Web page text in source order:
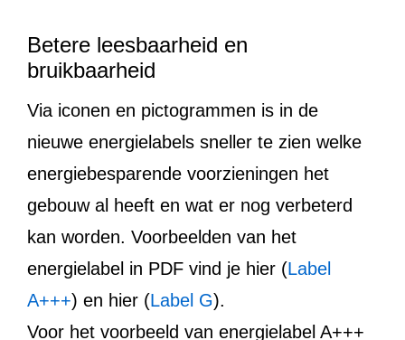
Betere leesbaarheid en
bruikbaarheid
Via iconen en pictogrammen is in de
nieuwe energielabels sneller te zien welke
energiebesparende voorzieningen het
gebouw al heeft en wat er nog verbeterd
kan worden. Voorbeelden van het
energielabel in PDF vind je hier (Label
A+++) en hier (Label G).
Voor het voorbeeld van energielabel A+++